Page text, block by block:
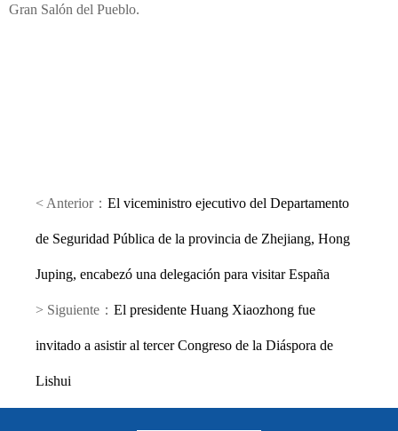
Gran Salón del Pueblo.
< Anterior： El viceministro ejecutivo del Departamento
de Seguridad Pública de la provincia de Zhejiang, Hong
Juping, encabezó una delegación para visitar España
> Siguiente： El presidente Huang Xiaozhong fue
invitado a asistir al tercer Congreso de la Diáspora de
Lishui